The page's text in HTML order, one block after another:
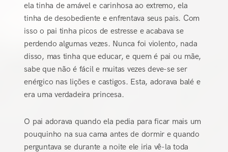
ela tinha de amável e carinhosa ao extremo, ela
tinha de desobediente e enfrentava seus pais. Com
isso o pai tinha picos de estresse e acabava se
perdendo algumas vezes. Nunca foi violento, nada
disso, mas tinha que educar, e quem é pai ou mãe,
sabe que não é fácil e muitas vezes deve-se ser
enérgico nas lições e castigos. Esta, adorava balé e
era uma verdadeira princesa.
O pai adorava quando ela pedia para ficar mais um
pouquinho na sua cama antes de dormir e quando
perguntava se durante a noite ele iria vê-la toda